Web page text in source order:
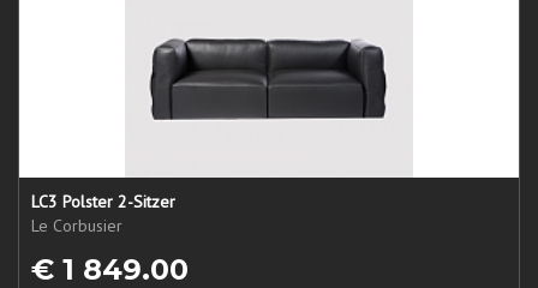
LC3 Polster 2-Sitzer
Le Corbusier
€ 1 849.00